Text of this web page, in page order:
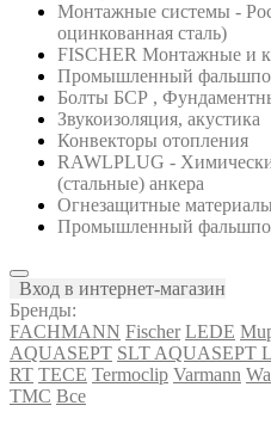
Монтажные системы -
оцинкованная сталь)
FISCHER Монтажные и
Промышленный
Болты БСР ,
Звукоизоляция, акустика
Конвекторы отопления
RAWLPLUG -
(стальные) анкера
Огнезащитные
Промышленный
Вход в интернет-магазин
Бренды:
FACHMANN Fischer LEDE
AQUASEPT SLT AQUASEPT
RT TECE Termoclip Varmann
ТМС Все